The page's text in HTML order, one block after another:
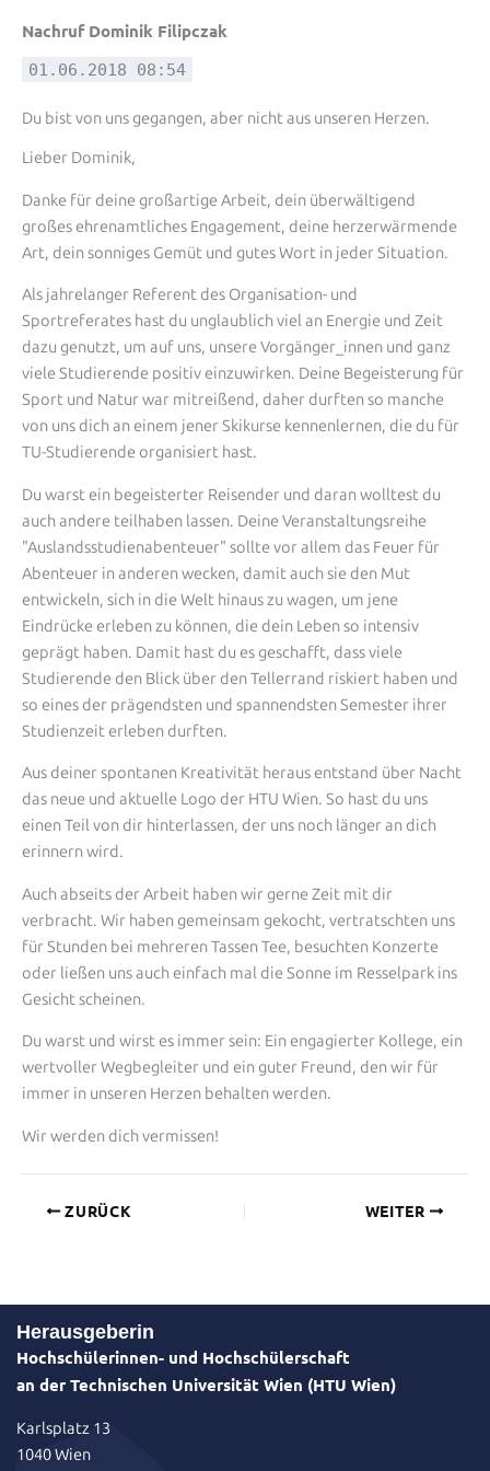
Nachruf Dominik Filipczak
01.06.2018 08:54
Du bist von uns gegangen, aber nicht aus unseren Herzen.
Lieber Dominik,
Danke für deine großartige Arbeit, dein überwältigend
großes ehrenamtliches Engagement, deine herzerwärmende
Art, dein sonniges Gemüt und gutes Wort in jeder Situation.
Als jahrelanger Referent des Organisation- und
Sportreferates hast du unglaublich viel an Energie und Zeit
dazu genutzt, um auf uns, unsere Vorgänger_innen und ganz
viele Studierende positiv einzuwirken. Deine Begeisterung für
Sport und Natur war mitreißend, daher durften so manche
von uns dich an einem jener Skikurse kennenlernen, die du für
TU-Studierende organisiert hast.
Du warst ein begeisterter Reisender und daran wolltest du
auch andere teilhaben lassen. Deine Veranstaltungsreihe
"Auslandsstudienabenteuer" sollte vor allem das Feuer für
Abenteuer in anderen wecken, damit auch sie den Mut
entwickeln, sich in die Welt hinaus zu wagen, um jene
Eindrücke erleben zu können, die dein Leben so intensiv
geprägt haben. Damit hast du es geschafft, dass viele
Studierende den Blick über den Tellerrand riskiert haben und
so eines der prägendsten und spannendsten Semester ihrer
Studienzeit erleben durften.
Aus deiner spontanen Kreativität heraus entstand über Nacht
das neue und aktuelle Logo der HTU Wien. So hast du uns
einen Teil von dir hinterlassen, der uns noch länger an dich
erinnern wird.
Auch abseits der Arbeit haben wir gerne Zeit mit dir
verbracht. Wir haben gemeinsam gekocht, vertratschten uns
für Stunden bei mehreren Tassen Tee, besuchten Konzerte
oder ließen uns auch einfach mal die Sonne im Resselpark ins
Gesicht scheinen.
Du warst und wirst es immer sein: Ein engagierter Kollege, ein
wertvoller Wegbegleiter und ein guter Freund, den wir für
immer in unseren Herzen behalten werden.
Wir werden dich vermissen!
ZURÜCK WEITER
Herausgeberin
Hochschülerinnen- und Hochschülerschaft
an der Technischen Universität Wien (HTU Wien)
Karlsplatz 13
1040 Wien